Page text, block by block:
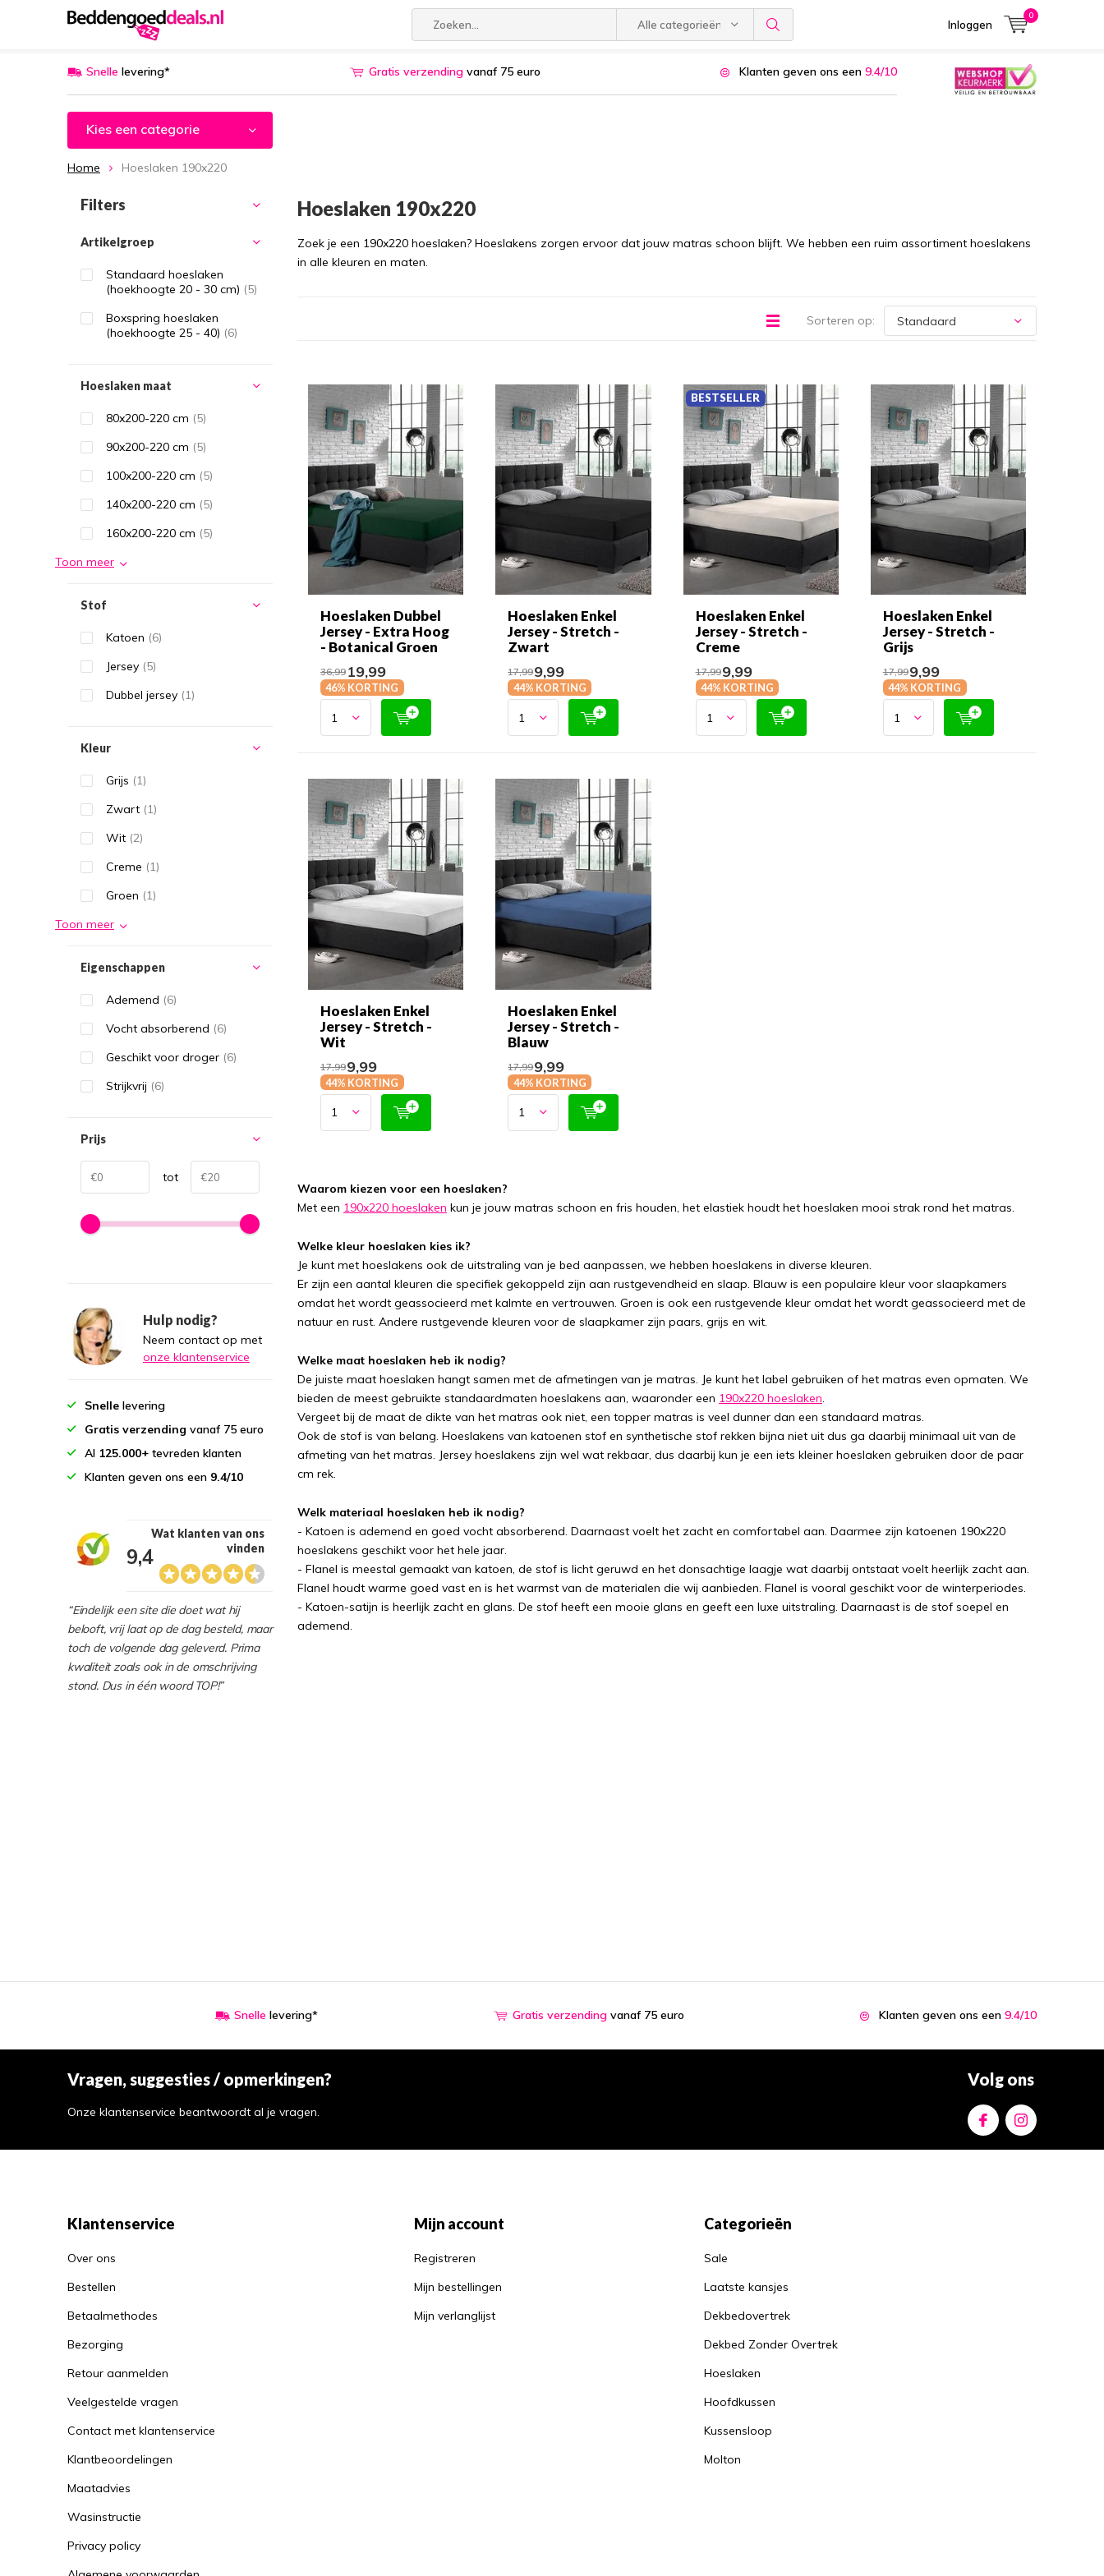
Alle categorieën Inloggen
0
Snelle levering* Gratis verzending vanaf 75 euro Klanten geven ons een 9.4/10
Kies een categorie
Home Hoeslaken 190x220
Hoeslaken 190x220
Zoek je een 190x220 hoeslaken? Hoeslakens zorgen ervoor dat jouw matras schoon blijft. We hebben een ruim assortiment hoeslakens
in alle kleuren en maten.
Sorteren op:
Hoeslaken Dubbel
Jersey - Extra Hoog
- Botanical Groen
36,9919,99
46% KORTING
Hoeslaken Enkel
Jersey - Stretch -
Zwart
17,999,99
44% KORTING
Hoeslaken Enkel
Jersey - Stretch -
Creme
BESTSELLER
17,999,99
44% KORTING
Hoeslaken Enkel
Jersey - Stretch -
Grijs
17,999,99
44% KORTING
Hoeslaken Enkel
Jersey - Stretch -
Wit
17,999,99
44% KORTING
Hoeslaken Enkel
Jersey - Stretch -
Blauw
17,999,99
44% KORTING
Waarom kiezen voor een hoeslaken?
Met een 190x220 hoeslaken kun je jouw matras schoon en fris houden, het elastiek houdt het hoeslaken mooi strak rond het matras.
Welke kleur hoeslaken kies ik?
Je kunt met hoeslakens ook de uitstraling van je bed aanpassen, we hebben hoeslakens in diverse kleuren.
Er zijn een aantal kleuren die specifiek gekoppeld zijn aan rustgevendheid en slaap. Blauw is een populaire kleur voor slaapkamers
omdat het wordt geassocieerd met kalmte en vertrouwen. Groen is ook een rustgevende kleur omdat het wordt geassocieerd met de
natuur en rust. Andere rustgevende kleuren voor de slaapkamer zijn paars, grijs en wit.
Welke maat hoeslaken heb ik nodig?
De juiste maat hoeslaken hangt samen met de afmetingen van je matras. Je kunt het label gebruiken of het matras even opmaten. We
bieden de meest gebruikte standaardmaten hoeslakens aan, waaronder een 190x220 hoeslaken
Vergeet bij de maat de dikte van het matras ook niet, een topper matras is veel dunner dan een standaard matras.
Ook de stof is van belang. Hoeslakens van katoenen stof en synthetische stof rekken bijna niet uit dus ga daarbij minimaal uit van de
afmeting van het matras. Jersey hoeslakens zijn wel wat rekbaar, dus daarbij kun je een iets kleiner hoeslaken gebruiken door de paar
cm rek.
Welk materiaal hoeslaken heb ik nodig?
- Katoen is ademend en goed vocht absorberend. Daarnaast voelt het zacht en comfortabel aan. Daarmee zijn katoenen 190x220
hoeslakens geschikt voor het hele jaar.
- Flanel is meestal gemaakt van katoen, de stof is licht geruwd en het donsachtige laagje wat daarbij ontstaat voelt heerlijk zacht aan.
Flanel houdt warme goed vast en is het warmst van de materialen die wij aanbieden. Flanel is vooral geschikt voor de winterperiodes.
- Katoen-satijn is heerlijk zacht en glans. De stof heeft een mooie glans en geeft een luxe uitstraling. Daarnaast is de stof soepel en
ademend.
Filters
Artikelgroep
Standaard hoeslaken
(hoekhoogte 20 - 30 cm) (5)
Boxspring hoeslaken
(hoekhoogte 25 - 40) (6)
Hoeslaken maat
80x200-220 cm (5)
90x200-220 cm (5)
100x200-220 cm (5)
140x200-220 cm (5)
160x200-220 cm (5)
Toon meer
Stof
Katoen (6)
Jersey (5)
Dubbel jersey (1)
Kleur
Grijs (1)
Zwart (1)
Wit (2)
Creme (1)
Groen (1)
Toon meer
Eigenschappen
Ademend (6)
Vocht absorberend (6)
Geschikt voor droger (6)
Strijkvrij (6)
Prijs
tot
Hulp nodig?
Neem contact op met
onze klantenservice
Snelle levering
Gratis verzending vanaf 75 euro
Al 125.000+ tevreden klanten
Klanten geven ons een 9.4/10
9,4
Wat klanten van ons
vinden
“Eindelijk een site die doet wat hij
belooft, vrij laat op de dag besteld, maar
toch de volgende dag geleverd. Prima
kwaliteit zoals ook in de omschrijving
stond. Dus in één woord TOP!”
Snelle levering* Gratis verzending vanaf 75 euro Klanten geven ons een 9.4/10
Vragen, suggesties / opmerkingen?
Onze klantenservice beantwoordt al je vragen.
Volg ons
Klantenservice
Over ons
Bestellen
Betaalmethodes
Bezorging
Retour aanmelden
Veelgestelde vragen
Contact met klantenservice
Klantbeoordelingen
Maatadvies
Wasinstructie
Privacy policy
Mijn account
Registreren
Mijn bestellingen
Mijn verlanglijst
Categorieën
Sale
Laatste kansjes
Dekbedovertrek
Dekbed Zonder Overtrek
Hoeslaken
Hoofdkussen
Kussensloop
Molton